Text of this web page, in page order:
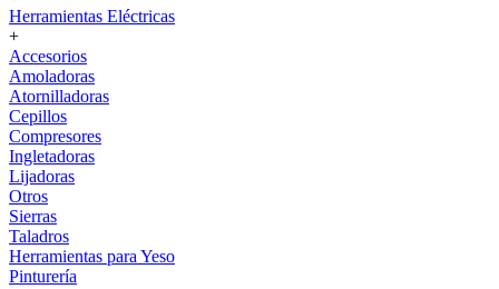
Herramientas Eléctricas
+
Accesorios
Amoladoras
Atornilladoras
Cepillos
Compresores
Ingletadoras
Lijadoras
Otros
Sierras
Taladros
Herramientas para Yeso
Pinturería